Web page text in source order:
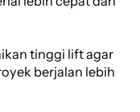
tinggi lift agar
berjalan lebih